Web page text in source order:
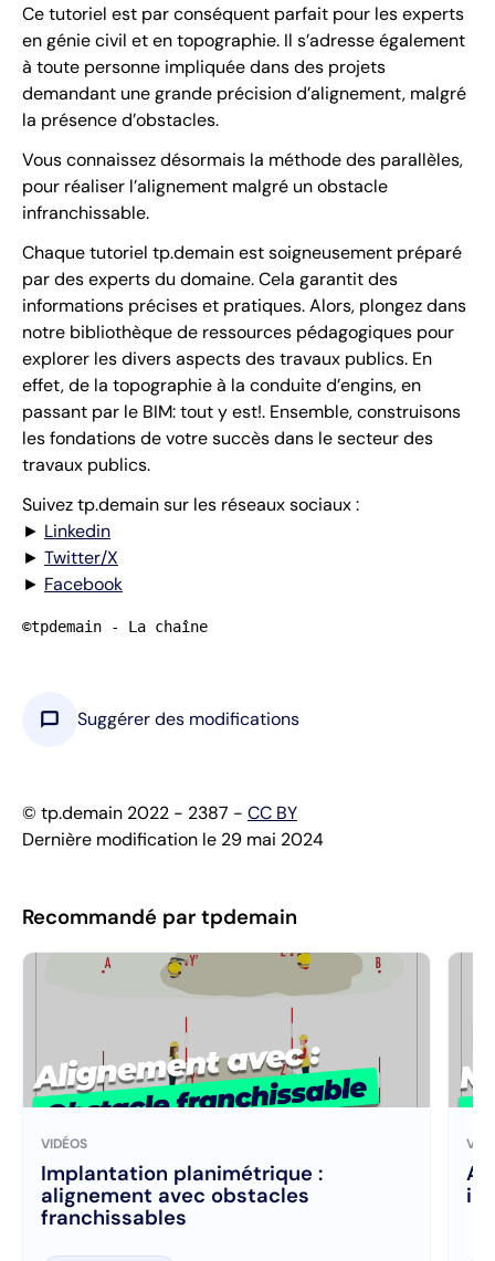
Ce tutoriel est par conséquent parfait pour les experts
en génie civil et en topographie. Il s’adresse également
à toute personne impliquée dans des projets
demandant une grande précision d’alignement, malgré
la présence d’obstacles.
Vous connaissez désormais la méthode des parallèles,
pour réaliser l’alignement malgré un obstacle
infranchissable.
Chaque tutoriel tp.demain est soigneusement préparé
par des experts du domaine. Cela garantit des
informations précises et pratiques. Alors, plongez dans
notre bibliothèque de ressources pédagogiques pour
explorer les divers aspects des travaux publics. En
effet, de la topographie à la conduite d’engins, en
passant par le BIM: tout y est!. Ensemble, construisons
les fondations de votre succès dans le secteur des
travaux publics.
Suivez tp.demain sur les réseaux sociaux :
► Linkedin
► Twitter/X
► Facebook
©tpdemain - La chaîne
chat_bubble Suggérer des modifications
© tp.demain 2022 - 2387 - CC BY
Dernière modification le 29 mai 2024
Recommandé par tpdemain
VIDÉOS
Implantation planimétrique :
alignement avec obstacles
franchissables